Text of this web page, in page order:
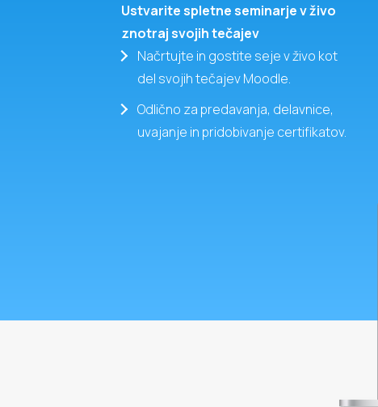
Ustvarite spletne seminarje v živo
znotraj svojih tečajev
Načrtujte in gostite seje v živo kot
del svojih tečajev Moodle.
Odlično za predavanja, delavnice,
uvajanje in pridobivanje certifikatov.